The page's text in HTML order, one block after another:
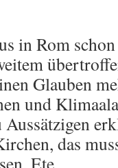
in Rom
Glauben
und
das
Ete